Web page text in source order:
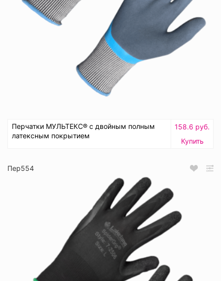
Перчатки МУЛЬТЕКС® с двойным полным
латексным покрытием
158.6 руб.
Купить
Пер554